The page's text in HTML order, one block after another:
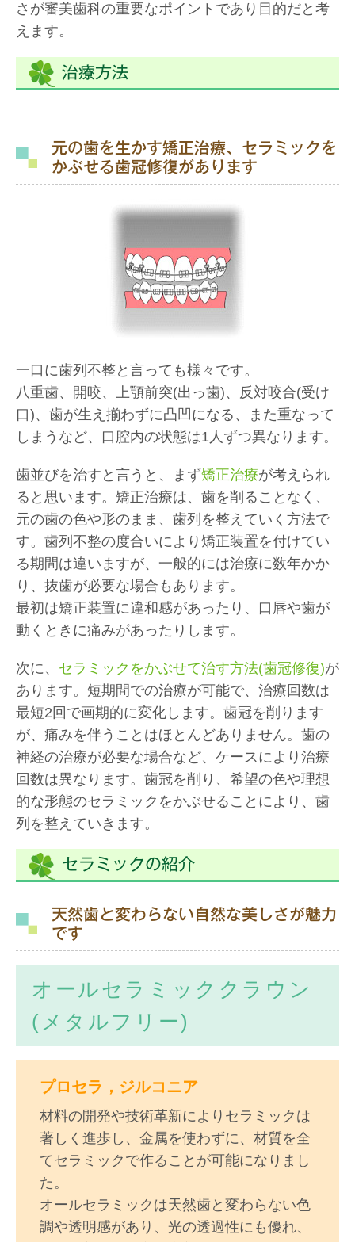
さが審美歯科の重要なポイントであり目的だと考
えます。
治療方法
元の歯を生かす矯正治療、セラミックを
かぶせる歯冠修復があります
一口に歯列不整と言っても様々です。
八重歯、開咬、上顎前突(出っ歯)、反対咬合(受け
口)、歯が生え揃わずに凸凹になる、また重なって
しまうなど、口腔内の状態は1人ずつ異なります。
歯並びを治すと言うと、まず矯正治療が考えられ
ると思います。矯正治療は、歯を削ることなく、
元の歯の色や形のまま、歯列を整えていく方法で
す。歯列不整の度合いにより矯正装置を付けてい
る期間は違いますが、一般的には治療に数年かか
り、抜歯が必要な場合もあります。
最初は矯正装置に違和感があったり、口唇や歯が
動くときに痛みがあったりします。
次に、 セラミックをかぶせて治す方法(歯冠修復)が
あります。短期間での治療が可能で、治療回数は
最短2回で画期的に変化します。歯冠を削ります
が、痛みを伴うことはほとんどありません。歯の
神経の治療が必要な場合など、ケースにより治療
回数は異なります。歯冠を削り、希望の色や理想
的な形態のセラミックをかぶせることにより、歯
列を整えていきます。
セラミックの紹介
天然歯と変わらない自然な美しさが魅力
です
オールセラミッククラウン
(メタルフリー)
プロセラ，ジルコニア
材料の開発や技術革新によりセラミックは
著しく進歩し、金属を使わずに、材質を全
てセラミックで作ることが可能になりまし
た。
オールセラミックは天然歯と変わらない色
調や透明感があり、光の透過性にも優れ、